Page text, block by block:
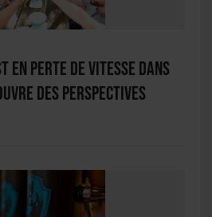
en perte de vitesse dans
des perspectives